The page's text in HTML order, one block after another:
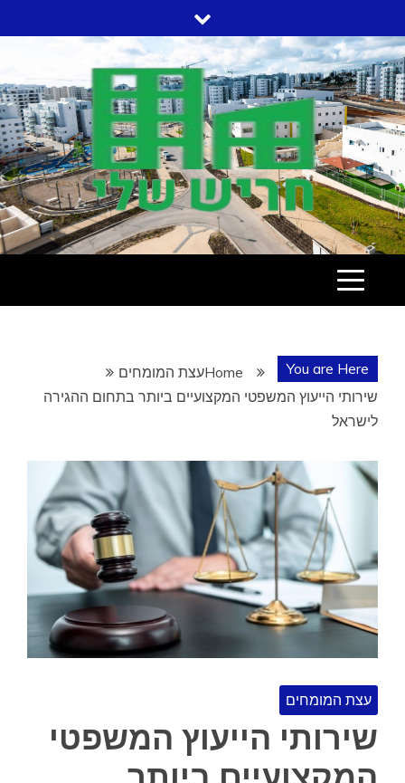
to
content
חריש שלי
עמוד הבית שלי בחריש
You are Here
Homeעצת המומחים
שירותי הייעוץ המשפטי המקצועיים ביותר בתחום ההגירה
לישראל
עצת המומחים
שירותי הייעוץ המשפטי